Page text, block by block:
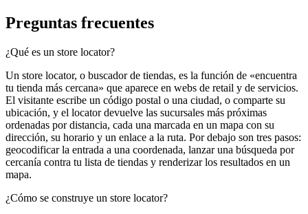
Preguntas frecuentes
¿Qué es un store locator?
Un store locator, o buscador de tiendas, es la función de «encuentra
tu tienda más cercana» que aparece en webs de retail y de servicios.
El visitante escribe un código postal o una ciudad, o comparte su
ubicación, y el locator devuelve las sucursales más próximas
ordenadas por distancia, cada una marcada en un mapa con su
dirección, su horario y un enlace a la ruta. Por debajo son tres pasos:
geocodificar la entrada a una coordenada, lanzar una búsqueda por
cercanía contra tu lista de tiendas y renderizar los resultados en un
mapa.
¿Cómo se construye un store locator?